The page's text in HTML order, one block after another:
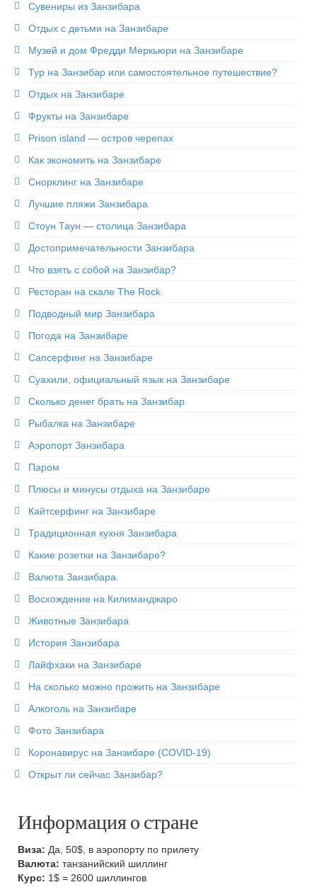
Сувениры из Занзибара
Отдых с детьми на Занзибаре
Музей и дом Фредди Меркьюри на Занзибаре
Тур на Занзибар или самостоятельное путешествие?
Отдых на Занзибаре
Фрукты на Занзибаре
Prison island — остров черепах
Как экономить на Занзибаре
Снорклинг на Занзибаре
Лучшие пляжи Занзибара
Стоун Таун — столица Занзибара
Достопримечательности Занзибара
Что взять с собой на Занзибар?
Ресторан на скале The Rock
Подводный мир Занзибара
Погода на Занзибаре
Сапсерфинг на Занзибаре
Суахили, официальный язык на Занзибаре
Сколько денег брать на Занзибар
Рыбалка на Занзибаре
Аэропорт Занзибара
Паром
Плюсы и минусы отдыха на Занзибаре
Кайтсерфинг на Занзибаре
Традиционная кухня Занзибара
Какие розетки на Занзибаре?
Валюта Занзибара
Восхождение на Килиманджаро
Животные Занзибара
История Занзибара
Лайфхаки на Занзибаре
На сколько можно прожить на Занзибаре
Алкоголь на Занзибаре
Фото Занзибара
Коронавирус на Занзибаре (COVID-19)
Открыт ли сейчас Занзибар?
Информация о стране
Виза: Да, 50$, в аэропорту по прилету
Валюта: танзанийский шиллинг
Курс: 1$ = 2600 шиллингов